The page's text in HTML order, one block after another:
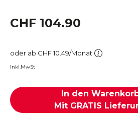
CHF 104.90
oder ab CHF 10.49/Monat
Inkl.MwSt
In den
Mit GRATIS